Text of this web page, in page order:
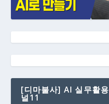
[디마불사] AI 실무활
널11